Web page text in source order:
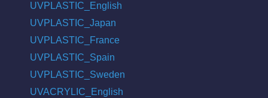
UVPLASTIC_English
UVPLASTIC_Japan
UVPLASTIC_France
UVPLASTIC_Spain
UVPLASTIC_Sweden
UVACRYLIC_English